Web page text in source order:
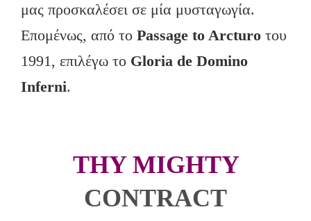
μας προσκαλέσει σε μία μυσταγωγία.
Επομένως, από το Passage to Arcturo του
1991, επιλέγω το Gloria de Domino
Inferni.
THY MIGHTY
CONTRACT